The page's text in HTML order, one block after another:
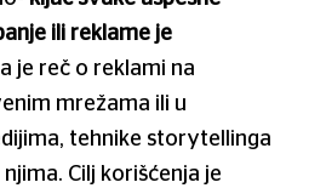
ili reklame je
je reč o reklami na
mrežama ili u
tehnike storytellinga
Cilj korišćenja je